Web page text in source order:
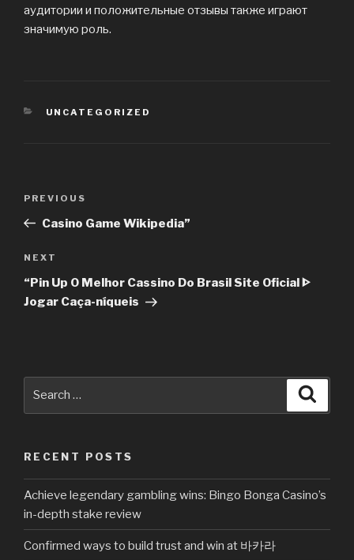
аудитории и положительные отзывы также играют
значимую роль.
CATEGORIES
UNCATEGORIZED
Previous
Post
PREVIOUS
Casino Game Wikipedia”
Next
Post
NEXT
“Pin Up O Melhor Cassino Do Brasil Site Oficial ᐈ
Jogar Caça-níqueis
RECENT POSTS
Achieve legendary gambling wins: Bingo Bonga Casino’s
in-depth stake review
Confirmed ways to build trust and win at 바카라